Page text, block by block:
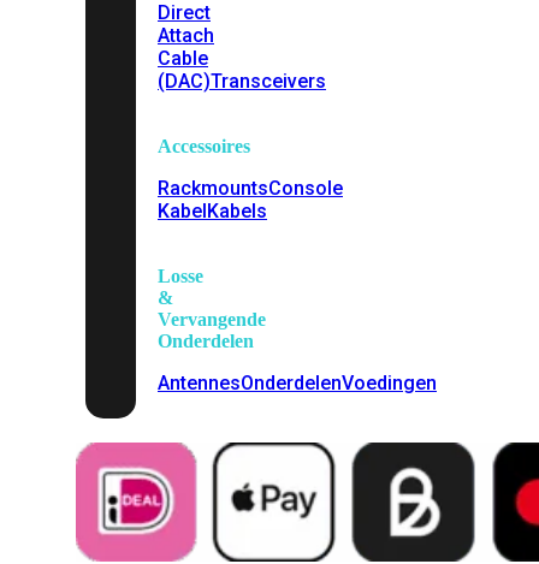
Direct
Attach
Cable
(DAC)Transceivers
Accessoires
RackmountsConsole
KabelKabels
Losse
&
Vervangende
Onderdelen
AntennesOnderdelenVoedingen